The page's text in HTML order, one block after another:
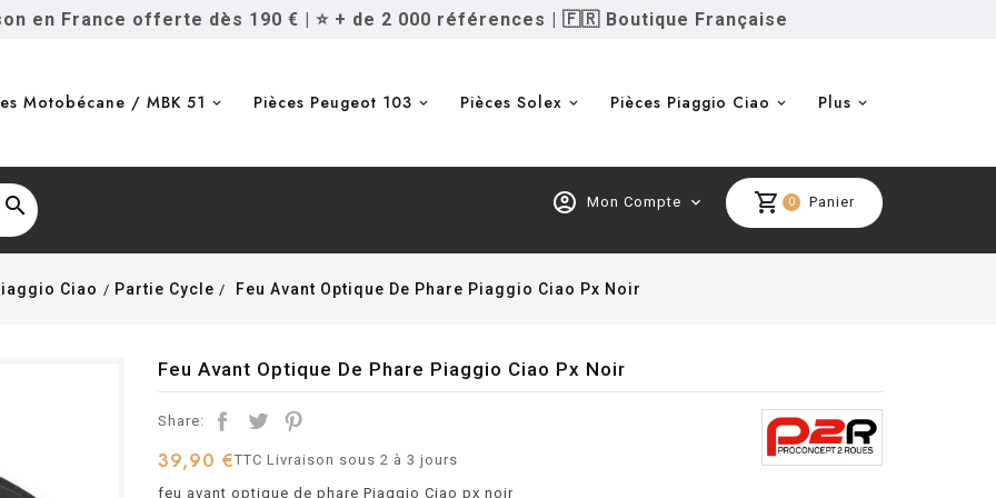
en France offerte dès 190 € | ⭐ + de 2 000 références | 🇫🇷 Boutique Française
Motobécane / MBK 51 Pièces Peugeot 103 Pièces Solex Pièces Piaggio Ciao Plus
 shopping_cart 0 Panier
account_circle Mon Compte expand_more
Ciao Partie Cycle Feu Avant Optique De Phare Piaggio Ciao Px Noir
Feu Avant Optique De Phare Piaggio Ciao Px Noir
Share:
39,90 €TTC Livraison sous 2 à 3 jours
feu avant optique de phare Piaggio Ciao px noir